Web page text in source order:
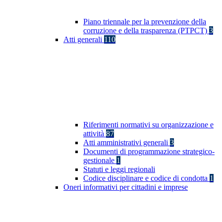
Piano triennale per la prevenzione della
corruzione e della trasparenza (PTPCT) 3
Atti generali 110
Riferimenti normativi su organizzazione e
attività 87
Atti amministrativi generali 3
Documenti di programmazione strategico-
gestionale 1
Statuti e leggi regionali
Codice disciplinare e codice di condotta 1
Oneri informativi per cittadini e imprese